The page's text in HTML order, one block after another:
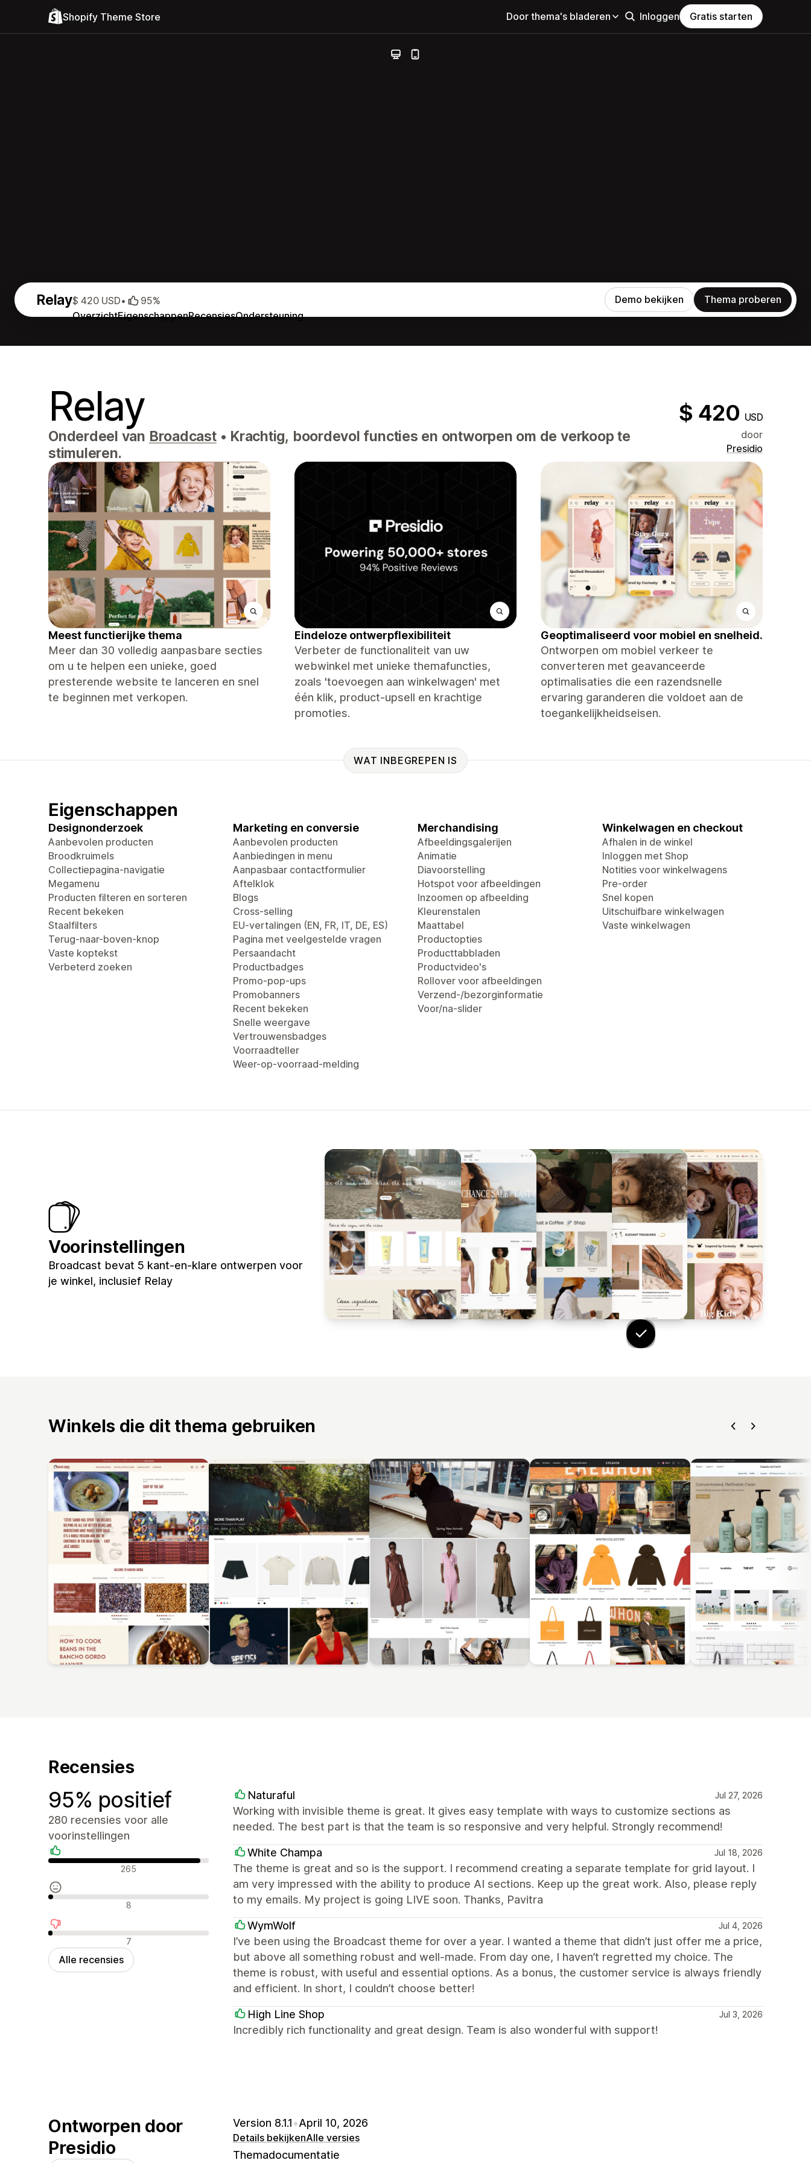
Shopify Theme Store Door thema's bladeren Inloggen Gratis starten
Relay
OverzichtEigenschappenRecensiesOndersteuning
$ 420 USD• 95% Demo bekijken Thema proberen
Relay $ 420 USD
Onderdeel van Broadcast • Krachtig, boordevol functies en ontworpen om de verkoop te
stimuleren.
door
Presidio
Meest functierijke thema
Meer dan 30 volledig aanpasbare secties
om u te helpen een unieke, goed
presterende website te lanceren en snel
te beginnen met verkopen.
Eindeloze ontwerpflexibiliteit
Verbeter de functionaliteit van uw
webwinkel met unieke themafuncties,
zoals 'toevoegen aan winkelwagen' met
één klik, product-upsell en krachtige
promoties.
Geoptimaliseerd voor mobiel en snelheid.
Ontworpen om mobiel verkeer te
converteren met geavanceerde
optimalisaties die een razendsnelle
ervaring garanderen die voldoet aan de
toegankelijkheidseisen.
WAT INBEGREPEN IS
Eigenschappen
Designonderzoek
Aanbevolen producten
Broodkruimels
Collectiepagina-navigatie
Megamenu
Producten filteren en sorteren
Recent bekeken
Staalfilters
Terug-naar-boven-knop
Vaste koptekst
Verbeterd zoeken
Marketing en conversie
Aanbevolen producten
Aanbiedingen in menu
Aanpasbaar contactformulier
Aftelklok
Blogs
Cross-selling
EU-vertalingen (EN, FR, IT, DE, ES)
Pagina met veelgestelde vragen
Persaandacht
Productbadges
Promo-pop-ups
Promobanners
Recent bekeken
Snelle weergave
Vertrouwensbadges
Voorraadteller
Weer-op-voorraad-melding
Merchandising
Afbeeldingsgalerijen
Animatie
Diavoorstelling
Hotspot voor afbeeldingen
Inzoomen op afbeelding
Kleurenstalen
Maattabel
Productopties
Producttabbladen
Productvideo's
Rollover voor afbeeldingen
Verzend-/bezorginformatie
Voor/na-slider
Winkelwagen en checkout
Afhalen in de winkel
Inloggen met Shop
Notities voor winkelwagens
Pre-order
Snel kopen
Uitschuifbare winkelwagen
Vaste winkelwagen
Voorinstellingen
Broadcast bevat 5 kant-en-klare ontwerpen voor
je winkel, inclusief Relay
Winkels die dit thema gebruiken
Recensies
95% positief
280 recensies voor alle
voorinstellingen
Positieve recensies
265
Neutrale recensies8
Negatieve recensies
7
Alle recensies
Naturaful Jul 27, 2026
Working with invisible theme is great. It gives easy template with ways to customize sections as
needed. The best part is that the team is so responsive and very helpful. Strongly recommend!
White Champa Jul 18, 2026
The theme is great and so is the support. I recommend creating a separate template for grid layout. I
am very impressed with the ability to produce AI sections. Keep up the great work. Also, please reply
to my emails. My project is going LIVE soon. Thanks, Pavitra
WymWolf Jul 4, 2026
I’ve been using the Broadcast theme for over a year. I wanted a theme that didn’t just offer me a price,
but above all something robust and well-made. From day one, I haven’t regretted my choice. The
theme is robust, with useful and essential options. As a bonus, the customer service is always friendly
and efficient. In short, I couldn’t choose better!
High Line Shop Jul 3, 2026
Incredibly rich functionality and great design. Team is also wonderful with support!
Ontworpen door
Presidio
Version 8.1.1•April 10, 2026
Details bekijkenAlle versies
Themadocumentatie